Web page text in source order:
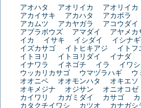
アオハタ アオリイカ アオリイカ
アカイサキ
アカハタ アカボラ
アカムツ
アカヤガラ アコウダイ
アブラボウズ
アマダイ アヤメカ
イカ
イサキ イシダイ イシナギ
イズカサゴ
イトヒキアジ
イトフ
イトヨリ
イトヨリダイ イナダ
イナワラ
イネゴチ イラ イワシ
ウッカリカサゴ
ウマヅラハギ ウ
オオニベ
オオモンハタ オキエソ
オキメジナ
オジサン オニオコゼ
カイワリ
カガミダイ カサゴ
カタクチイワシ
カツオ カナガシ